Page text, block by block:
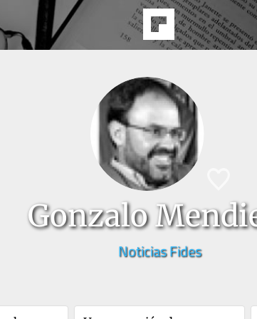
Gonzalo
Noticias Fides